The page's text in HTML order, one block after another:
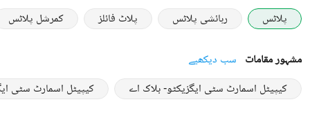
پلاٹس
رہائشی پلاٹس پلاٹ فائلز کمرشل پلاٹس
مشہور مقامات سب دیکھیے
کیپیٹل اسمارٹ سٹی ایگزیکٹو- بلاک اے
کیپیٹل اسمارٹ سٹی